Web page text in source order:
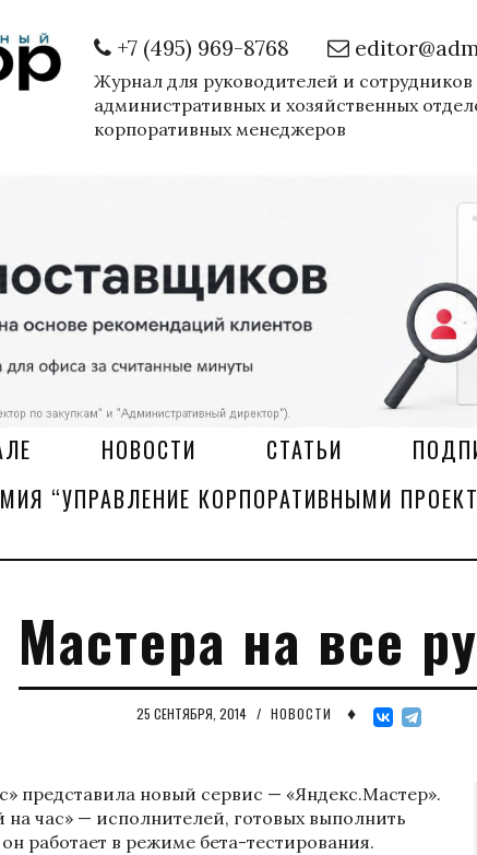
+7 (495) 969-8768
Журнал для руководителей и сотрудников
административных и хозяйственных
корпоративных менеджеров
НОВОСТИ СТАТЬИ
“УПРАВЛЕНИЕ КОРПОРАТИВНЫМИ
Мастера на все
25 СЕНТЯБРЯ, 2014 / НОВОСТИ ♦
представила новый сервис — «Яндекс.Мастер».
час» — исполнителей, готовых выполнить
работает в режиме бета-тестирования.